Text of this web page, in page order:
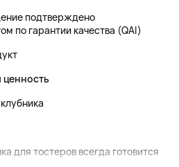
подтверждено
по гарантии качества (QAI)
ценность
для тостеров всегда готовится